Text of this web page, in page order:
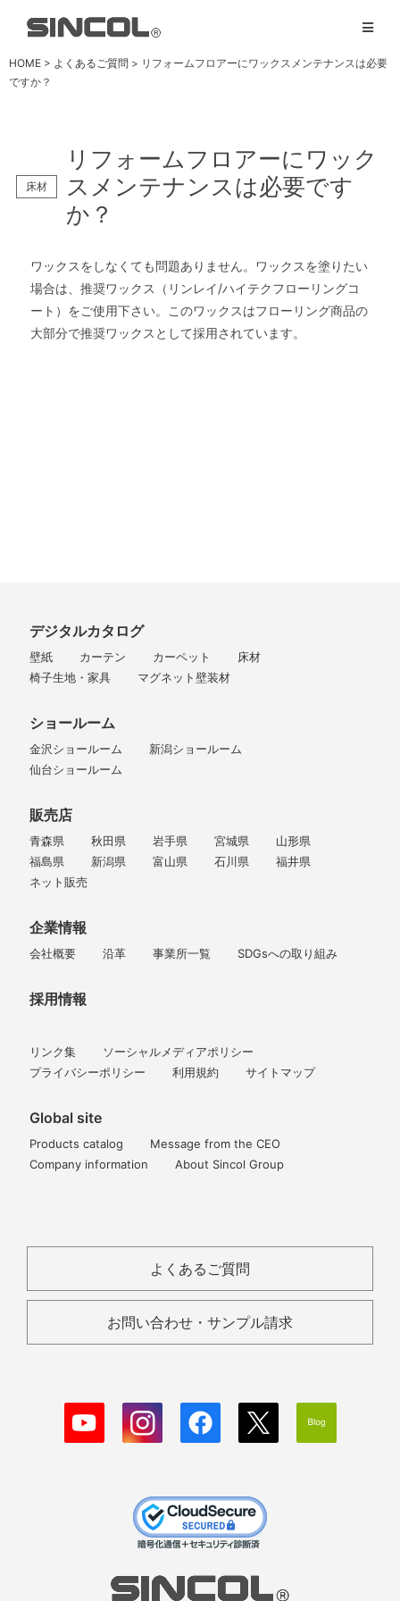
HOME > よくあるご質問 > リフォームフロアーにワックスメンテナンスは必要
ですか？
床材
リフォームフロアーにワック
スメンテナンスは必要です
か？
ワックスをしなくても問題ありません。ワックスを塗りたい
場合は、推奨ワックス（リンレイ/ハイテクフローリングコ
ート）をご使用下さい。このワックスはフローリング商品の
大部分で推奨ワックスとして採用されています。
デジタルカタログ
壁紙 カーテン カーペット
床材
椅子生地・家具
マグネット壁装材
ショールーム
金沢ショールーム
新潟ショールーム
仙台ショールーム
販売店
青森県 秋田県 岩手県 宮城県
山形県
福島県
新潟県 富山県 石川県
福井県
ネット販売
企業情報
会社概要 沿革 事業所一覧 SDGsへの取り組み
採用情報
リンク集
ソーシャルメディアポリシー
プライバシーポリシー
利用規約 サイトマップ
Global site
Products catalog
Message from the CEO
Company information
About Sincol Group
よくあるご質問
お問い合わせ・サンプル請求